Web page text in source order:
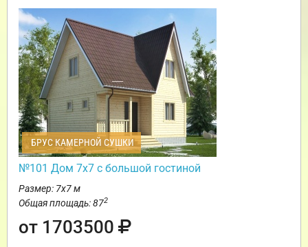
БРУС КАМЕРНОЙ СУШКИ
№101 Дом 7х7 с большой гостиной
Размер: 7х7 м
Общая площадь: 872
от 1703500